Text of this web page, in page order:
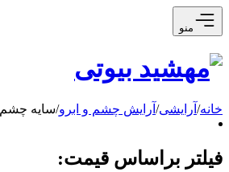
منو
خانه/ آرایشی/ آرایش چشم و ابرو/سایه چشم
فیلتر براساس قیمت: